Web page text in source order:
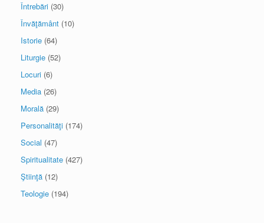
Întrebări (30)
Învăţământ (10)
Istorie (64)
Liturgie (52)
Locuri (6)
Media (26)
Morală (29)
Personalităţi (174)
Social (47)
Spiritualitate (427)
Ştiinţă (12)
Teologie (194)